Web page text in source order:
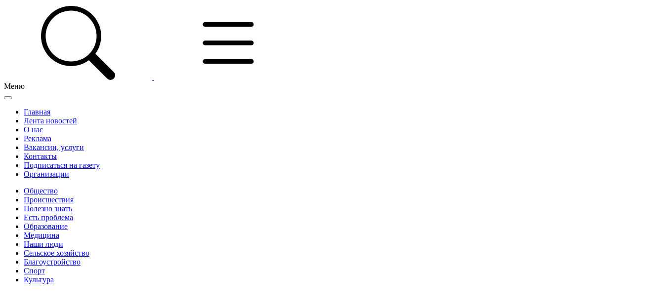
Меню
Главная
Лента новостей
О нас
Реклама
Вакансии, услуги
Контакты
Подписаться на газету
Организации
Общество
Происшествия
Полезно знать
Есть проблема
Образование
Медицина
Наши люди
Сельское хозяйство
Благоустройство
Спорт
Культура